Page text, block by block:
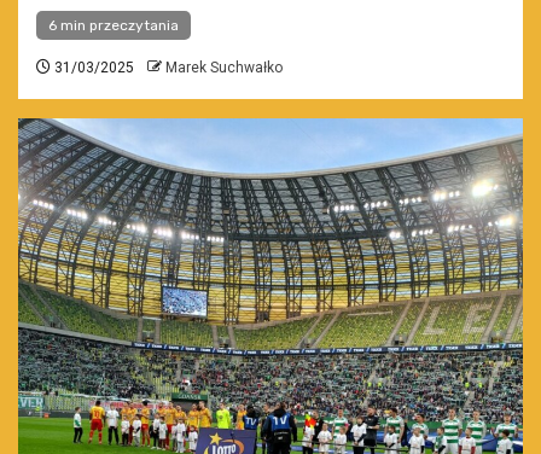
6 min przeczytania
31/03/2025 Marek Suchwałko